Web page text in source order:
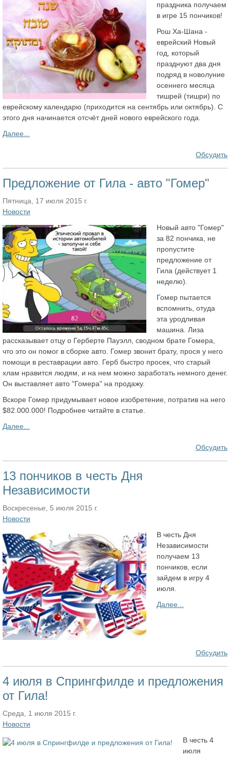
праздника получаем
в игре 15 пончиков!
Рош Ха-Шана -
еврейский Новый
год, который
празднуют два дня
подряд в новолуние
осеннего месяца
тишрей (тишри) по
еврейскому календарю (приходится на сентябрь или октябрь). С
этого дня начинается отсчёт дней нового еврейского года.
Далее...
Обсудить
Предложение от Гила - авто "Гомер"
Пятница, 17 июля 2015 г.
Новости
Новый авто "Гомер"
за 82 пончика, не
пропустите
предложение от
Гила (действует 1
неделю).
Гомер пытается
вспомнить, отуда
эта уродливая
машина. Лиза
рассказывает отцу о Герберте Пауэлл, сводном брате Гомера,
что это он помог в сборке авто. Гомер звонит брату, прося у него
помощи в реставрации авто. Герб быстро просек, что старый
хлам нравится людям, и на нем можно заработать немного денег.
Он выставляет авто "Гомера" на продажу.
Вскоре Гомер придумывает новое изобретение, потратив на него
$82.000.000! Подробнее читайте в статье.
Далее...
Обсудить
13 пончиков в честь Дня
Независимости
Воскресенье, 5 июля 2015 г.
Новости
В честь Дня
Независимости
получаем 13
пончиков, если
зайдем в игру 4
июля.
Далее...
Обсудить
4 июля в Спрингфилде и предложения
от Гила!
Среда, 1 июля 2015 г.
Новости
В честь 4
июля